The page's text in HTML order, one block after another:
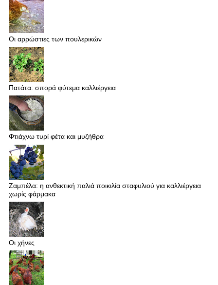
Οι αρρώστιες των πουλερικών
Πατάτα: σπορά φύτεμα καλλιέργεια
Φτιάχνω τυρί φέτα και μυζήθρα
Ζαμπέλα: η ανθεκτική παλιά ποικιλία σταφυλιού για καλλιέργεια
χωρίς φάρμακα
Οι χήνες